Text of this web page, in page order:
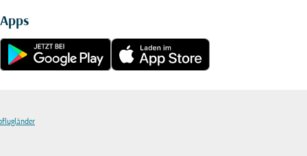
Apps